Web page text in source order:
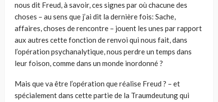
nous dit Freud, à savoir, ces signes par où chacune des
choses – au sens que j’ai dit la dernière fois: Sache,
affaires, choses de rencontre – jouent les unes par rapport
aux autres cette fonction de renvoi qui nous fait, dans
l’opération psychanalytique, nous perdre un temps dans
leur foison, comme dans un monde inordonné ?
Mais que va être l’opération que réalise Freud ? – et
spécialement dans cette partie de la Traumdeutung qui